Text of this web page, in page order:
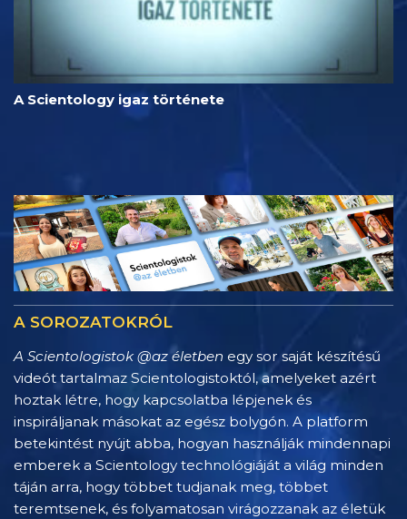
A Scientology igaz története
A SOROZATOKRÓL
A Scientologistok @az életben egy sor saját készítésű
videót tartalmaz Scientologistoktól, amelyeket azért
hoztak létre, hogy kapcsolatba lépjenek és
inspiráljanak másokat az egész bolygón. A platform
betekintést nyújt abba, hogyan használják mindennapi
emberek a Scientology technológiáját a világ minden
táján arra, hogy többet tudjanak meg, többet
teremtsenek, és folyamatosan virágozzanak az életük